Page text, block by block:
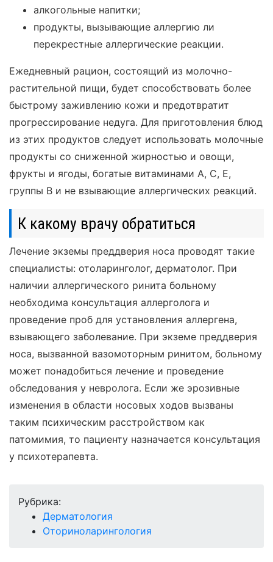
алкогольные напитки;
продукты, вызывающие аллергию ли
перекрестные аллергические реакции.
Ежедневный рацион, состоящий из молочно-
растительной пищи, будет способствовать более
быстрому заживлению кожи и предотвратит
прогрессирование недуга. Для приготовления блюд
из этих продуктов следует использовать молочные
продукты со сниженной жирностью и овощи,
фрукты и ягоды, богатые витаминами А, С, Е,
группы В и не взывающие аллергических реакций.
К какому врачу обратиться
Лечение экземы преддверия носа проводят такие
специалисты: отоларинголог, дерматолог. При
наличии аллергического ринита больному
необходима консультация аллерголога и
проведение проб для установления аллергена,
взывающего заболевание. При экземе преддверия
носа, вызванной вазомоторным ринитом, больному
может понадобиться лечение и проведение
обследования у невролога. Если же эрозивные
изменения в области носовых ходов вызваны
таким психическим расстройством как
патомимия, то пациенту назначается консультация
у психотерапевта.
Рубрика:
Дерматология
Оториноларингология